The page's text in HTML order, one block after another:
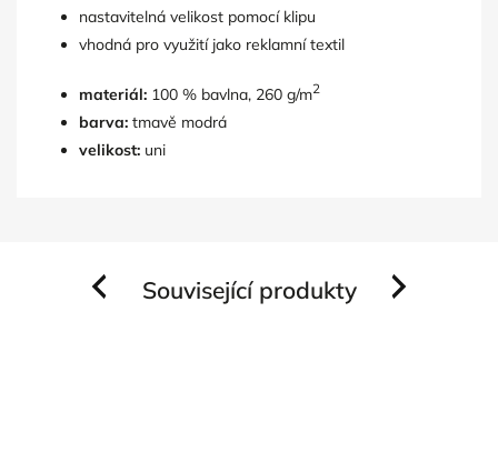
nastavitelná velikost pomocí klipu
vhodná pro využití jako reklamní textil
materiál: 100 % bavlna, 260 g/m2
barva: tmavě modrá
velikost: uni
Související produkty
Previous Next